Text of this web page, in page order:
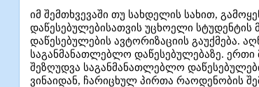
იმ შემთხვევაში თუ სახდელის სახით,
დაწესებულებისათვის უცხოელი
დაწესებულების ავტორიზაციის გაუქმება.
საგანმანათლებლო დაწესებულებაზე.
შეზღუდვა საგანმანათლებლო
ვინაიდან, ჩარიცხულ პირთა რაოდენობის